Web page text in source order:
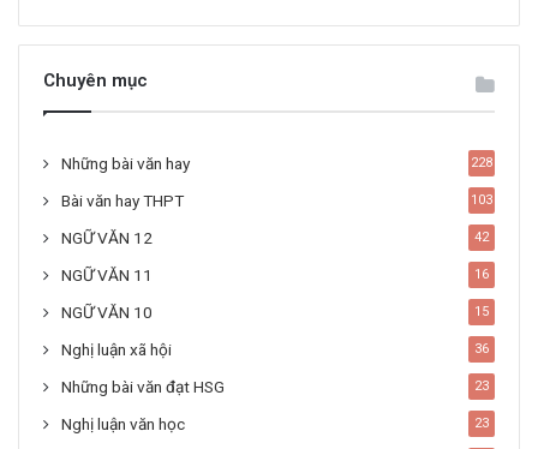
Chuyên mục
Những bài văn hay 228
Bài văn hay THPT 103
NGỮ VĂN 12 42
NGỮ VĂN 11 16
NGỮ VĂN 10 15
Nghị luận xã hội 36
Những bài văn đạt HSG 23
Nghị luận văn học 23